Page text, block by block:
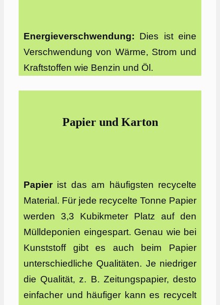
Energieverschwendung: Dies ist eine
Verschwendung von Wärme, Strom und
Kraftstoffen wie Benzin und Öl.
Papier und Karton
Papier ist das am häufigsten recycelte
Material. Für jede recycelte Tonne Papier
werden 3,3 Kubikmeter Platz auf den
Mülldeponien eingespart. Genau wie bei
Kunststoff gibt es auch beim Papier
unterschiedliche Qualitäten. Je niedriger
die Qualität, z. B. Zeitungspapier, desto
einfacher und häufiger kann es recycelt